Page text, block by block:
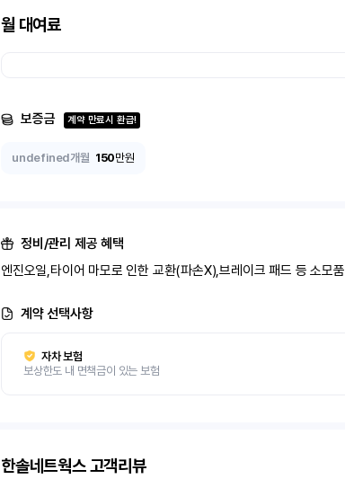
월 대여료
보증금 계약 만료시 환급!
undefined개월 150만원
정비/관리 제공 혜택
엔진오일,타이어 마모로 인한 교환(파손X),브레이크 패드 등 소모품
계약 선택사항
자차 보험
보상한도 내 면책금이 있는 보험
한솔네트웍스고객리뷰